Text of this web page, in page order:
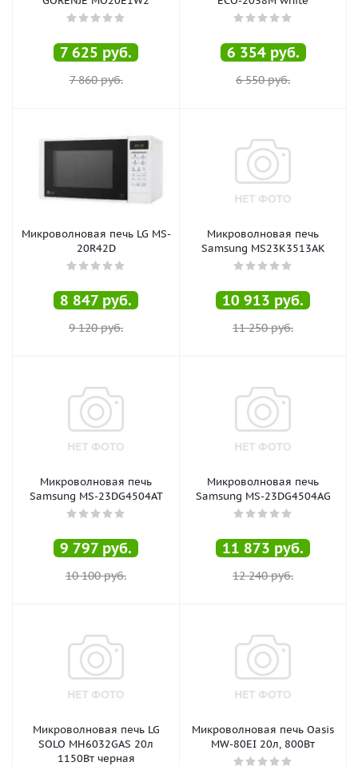
7 625 руб.
7 860руб.
6 354руб.
6 550руб.
Микроволновая печь LG MS-
20R42D
8 847 руб.
9 120руб.
Микроволновая печь
Samsung MS23K3513AK
10 913 руб.
11 250руб.
Микроволновая печь
Samsung MS-23DG4504AT
9 797 руб.
10 100руб.
Микроволновая печь
Samsung MS-23DG4504AG
11 873 руб.
12 240руб.
Микроволновая печь LG
SOLO MH6032GAS 20л
1150Вт черная
Микроволновая печь Oasis
MW-80EI 20л, 800Вт